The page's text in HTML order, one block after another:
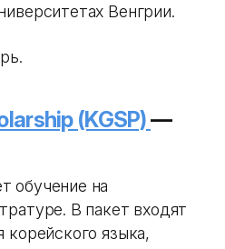
Венгрии.
(KGSP)—
обучение на
В пакет входят
корейского языка,